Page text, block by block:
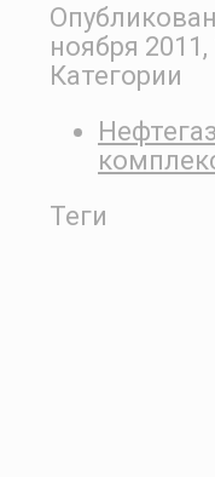
ноября 2011,
Категории
Теги